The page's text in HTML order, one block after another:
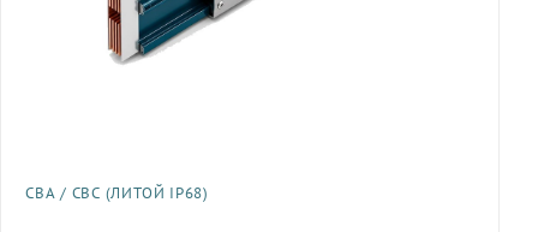
СВА / СВС (ЛИТОЙ IP68)